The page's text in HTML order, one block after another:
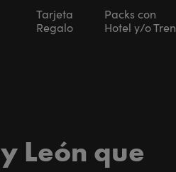
Tarjeta
Regalo
Packs con
Hotel y/o Tren
León que